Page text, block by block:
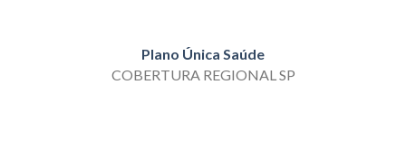
Plano Única Saúde
COBERTURA REGIONAL SP